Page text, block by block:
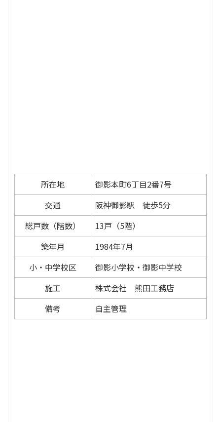
所在地
御影本町6丁目2番7号
交通
阪神御影駅 徒歩5分
総戸数（階数）
13戸（5階）
築年月
1984年7月
小・中学校区
御影小学校・御影中学校
施工
株式会社 熊田工務店
備考
自主管理